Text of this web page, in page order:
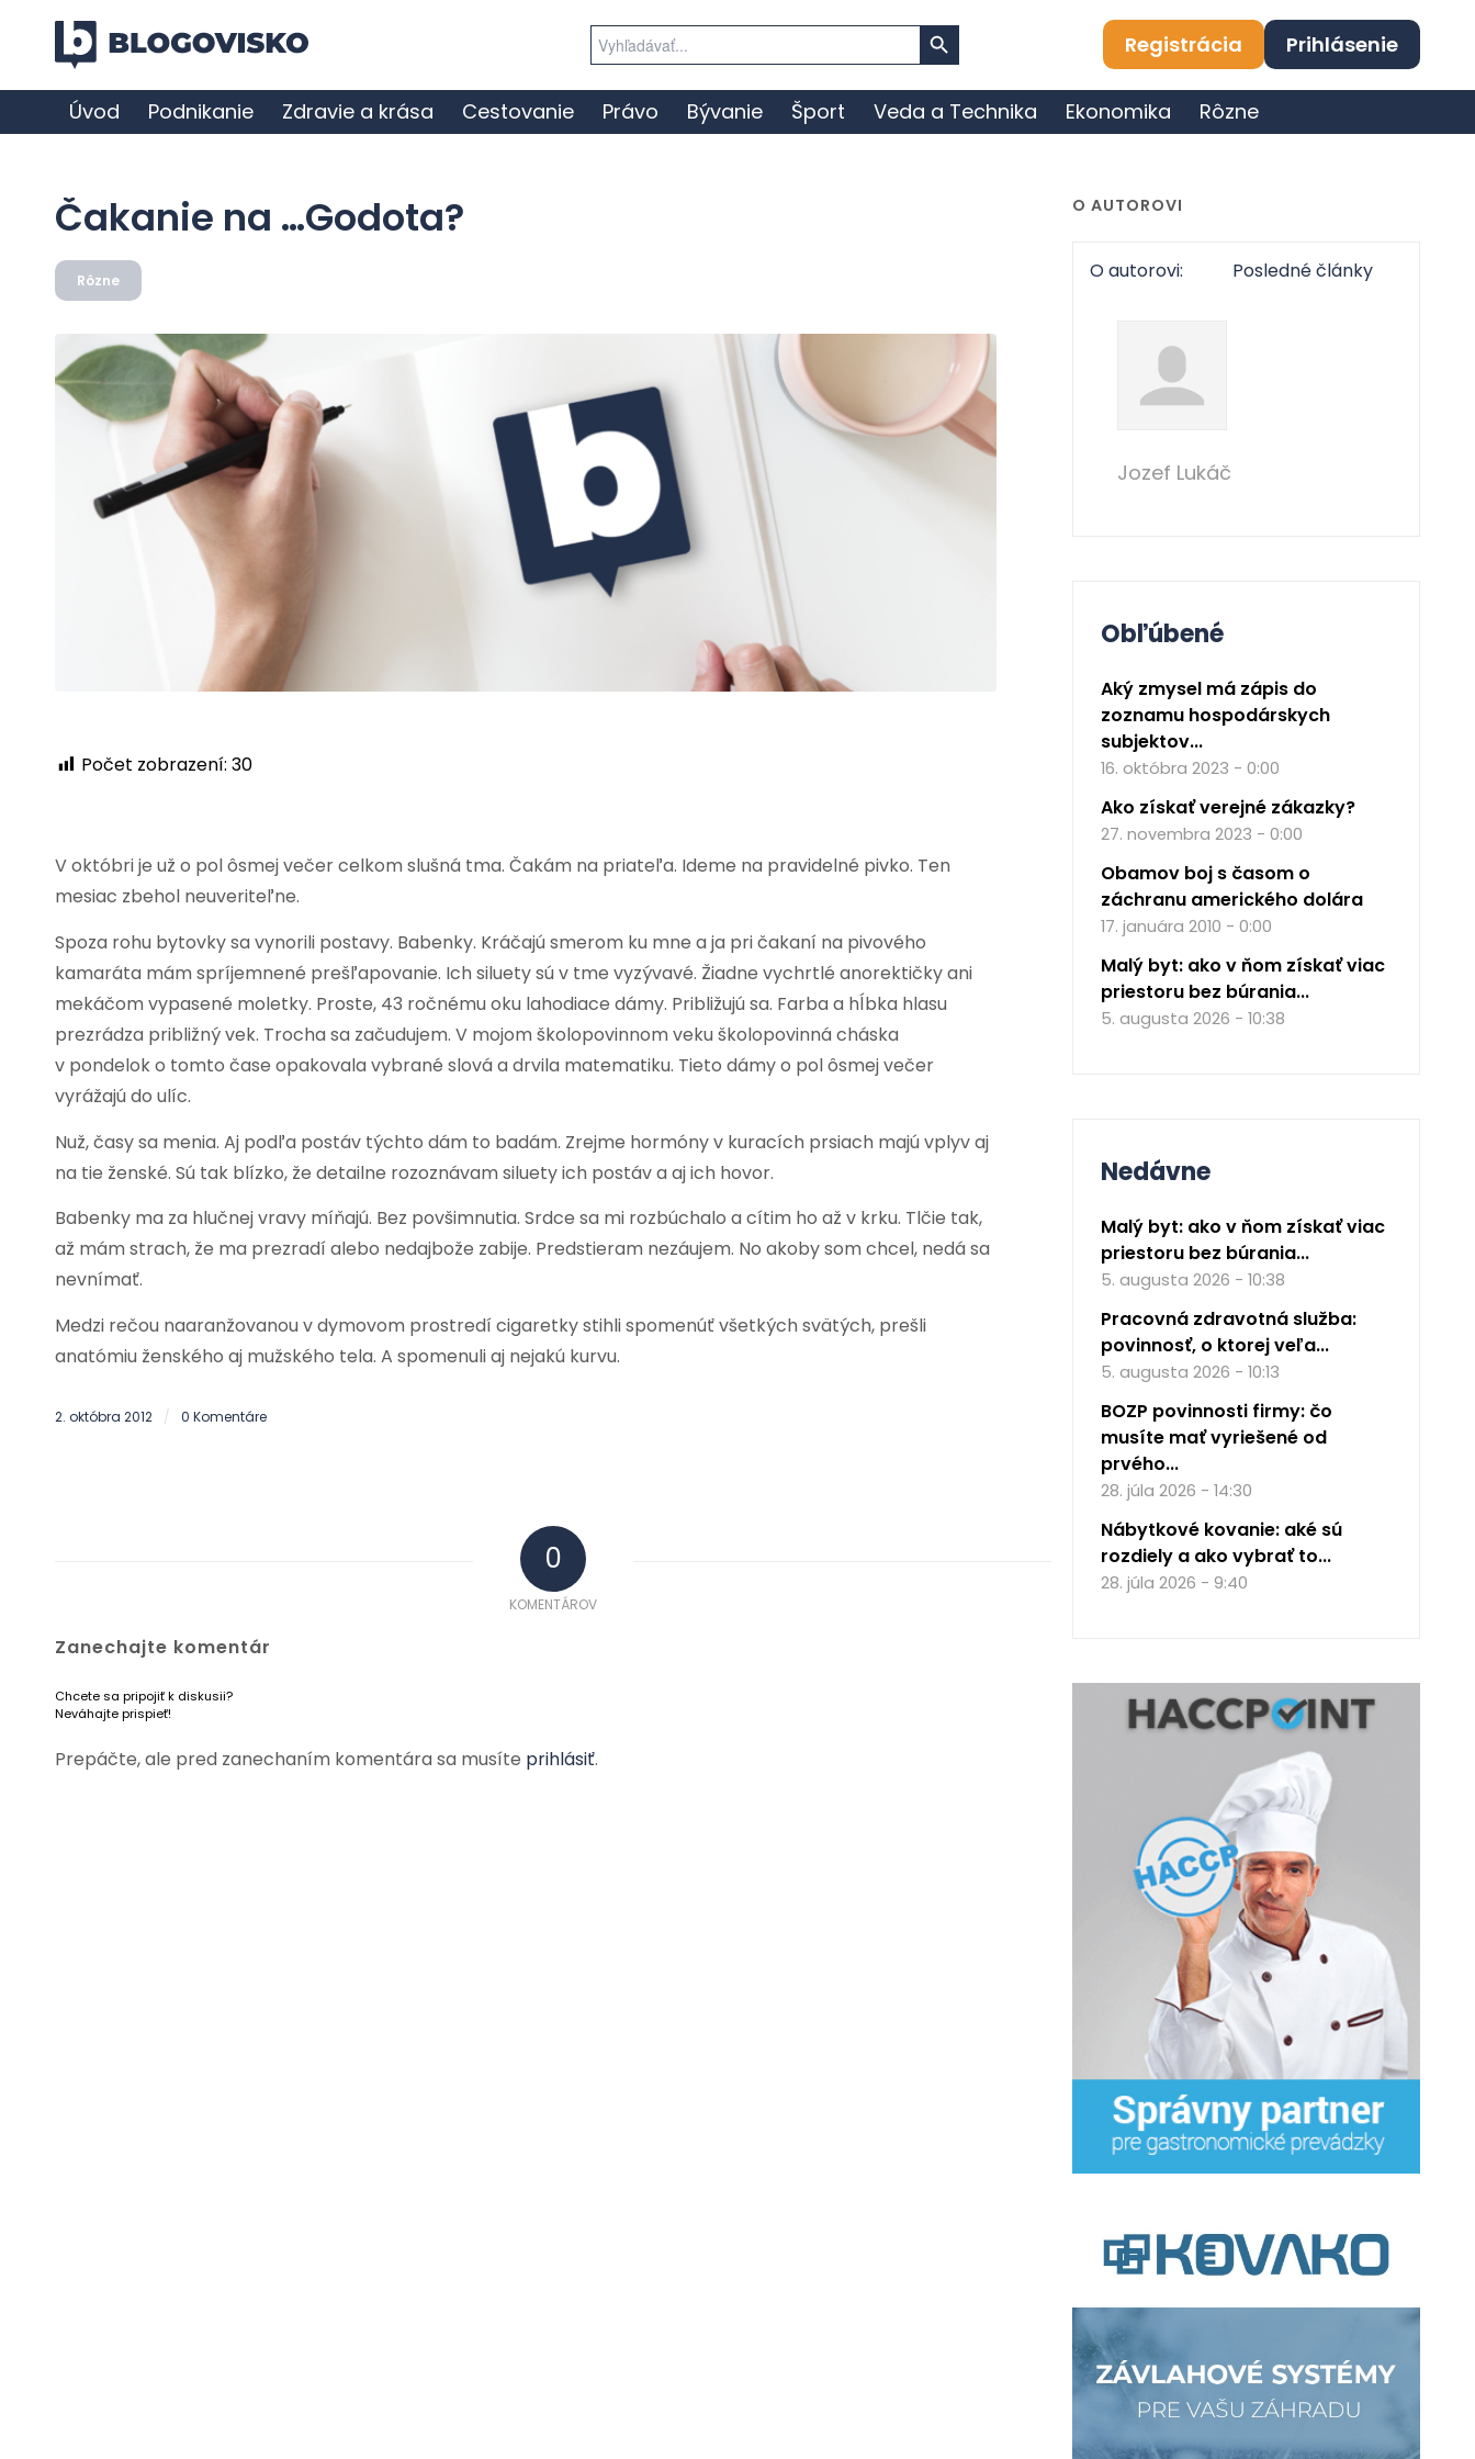
for:
Search Button
Registrácia Prihlásenie
Úvod Podnikanie Zdravie a krása Cestovanie Právo Bývanie Šport Veda a Technika Ekonomika Rôzne
Čakanie na …Godota?
Rôzne
Počet zobrazení: 30
V októbri je už o pol ôsmej večer celkom slušná tma. Čakám na priateľa. Ideme na pravidelné pivko. Ten
mesiac zbehol neuveriteľne.
Spoza rohu bytovky sa vynorili postavy. Babenky. Kráčajú smerom ku mne a ja pri čakaní na pivového
kamaráta mám spríjemnené prešľapovanie. Ich siluety sú v tme vyzývavé. Žiadne vychrtlé anorektičky ani
mekáčom vypasené moletky. Proste, 43 ročnému oku lahodiace dámy. Približujú sa. Farba a hĺbka hlasu
prezrádza približný vek. Trocha sa začudujem. V mojom školopovinnom veku školopovinná cháska
v pondelok o tomto čase opakovala vybrané slová a drvila matematiku. Tieto dámy o pol ôsmej večer
vyrážajú do ulíc.
Nuž, časy sa menia. Aj podľa postáv týchto dám to badám. Zrejme hormóny v kuracích prsiach majú vplyv aj
na tie ženské. Sú tak blízko, že detailne rozoznávam siluety ich postáv a aj ich hovor.
Babenky ma za hlučnej vravy míňajú. Bez povšimnutia. Srdce sa mi rozbúchalo a cítim ho až v krku. Tlčie tak,
až mám strach, že ma prezradí alebo nedajbože zabije. Predstieram nezáujem. No akoby som chcel, nedá sa
nevnímať.
Medzi rečou naaranžovanou v dymovom prostredí cigaretky stihli spomenúť všetkých svätých, prešli
anatómiu ženského aj mužského tela. A spomenuli aj nejakú kurvu.
2. októbra 2012 / 0 Komentáre
0
KOMENTÁROV
Zanechajte komentár
Chcete sa pripojiť k diskusii?
Neváhajte prispieť!
Prepáčte, ale pred zanechaním komentára sa musíte prihlásiť.
O AUTOROVI
O autorovi: Posledné články
Jozef Lukáč
Obľúbené
Aký zmysel má zápis do
zoznamu hospodárskych
subjektov...
16. októbra 2023 - 0:00
Ako získať verejné zákazky?
27. novembra 2023 - 0:00
Obamov boj s časom o
záchranu amerického dolára
17. januára 2010 - 0:00
Malý byt: ako v ňom získať viac
priestoru bez búrania...
5. augusta 2026 - 10:38
Nedávne
Malý byt: ako v ňom získať viac
priestoru bez búrania...
5. augusta 2026 - 10:38
Pracovná zdravotná služba:
povinnosť, o ktorej veľa...
5. augusta 2026 - 10:13
BOZP povinnosti firmy: čo
musíte mať vyriešené od
prvého...
28. júla 2026 - 14:30
Nábytkové kovanie: aké sú
rozdiely a ako vybrať to...
28. júla 2026 - 9:40